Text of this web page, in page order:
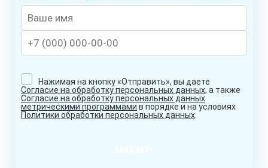
Нажимая на кнопку «Отправить», вы даете
Согласие на обработку персональных данных, а также
Согласие на обработку персональных данных
метрическими программами в порядке и на условиях
Политики обработки персональных данных